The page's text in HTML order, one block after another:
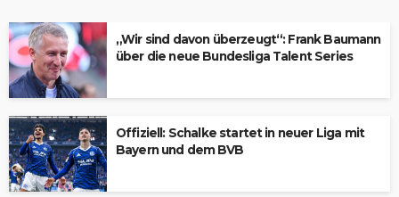
„Wir sind davon überzeugt“: Frank Baumann
über die neue Bundesliga Talent Series
Offiziell: Schalke startet in neuer Liga mit
Bayern und dem BVB